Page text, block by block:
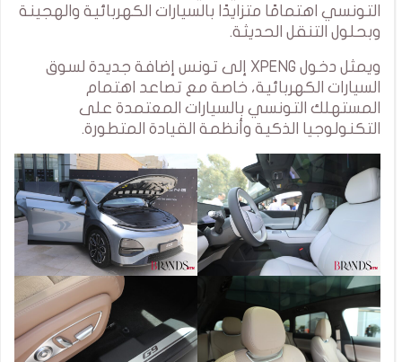
التونسي اهتمامًا متزايدًا بالسيارات الكهربائية والهجينة
وبحلول التنقل الحديثة.
ويمثل دخول XPENG إلى تونس إضافة جديدة لسوق
السيارات الكهربائية، خاصة مع تصاعد اهتمام
المستهلك التونسي بالسيارات المعتمدة على
التكنولوجيا الذكية وأنظمة القيادة المتطورة.